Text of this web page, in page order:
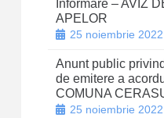
Informare – AVIZ
APELOR
25 noiembrie 2022
Anunt public
de emitere a
COMUNA
25 noiembrie 2022